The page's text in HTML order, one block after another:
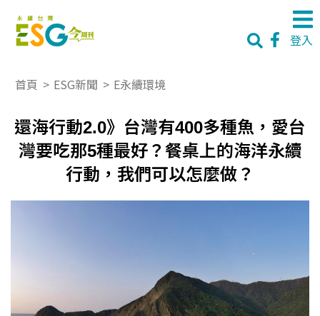
登入
首頁 > ESG新聞 > E永續環境
還海行動2.0》台灣有400多種魚，愛台
灣要吃那5種最好？餐桌上的海洋永續
行動，我們可以怎麼做？